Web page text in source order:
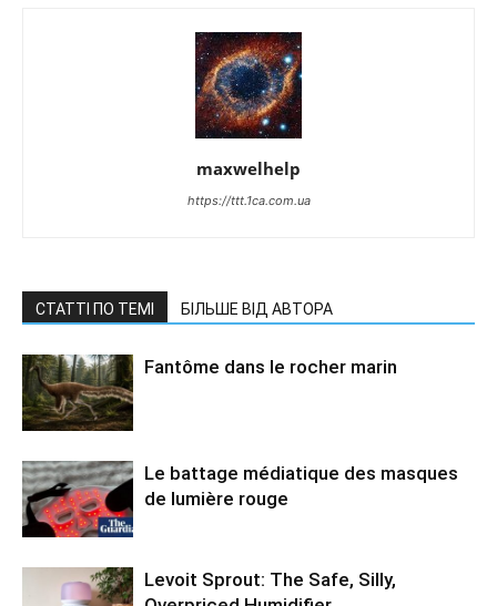
maxwelhelp
https://ttt.1ca.com.ua
СТАТТІ ПО ТЕМІ БІЛЬШЕ ВІД АВТОРА
Fantôme dans le rocher marin
Le battage médiatique des masques
de lumière rouge
Levoit Sprout: The Safe, Silly,